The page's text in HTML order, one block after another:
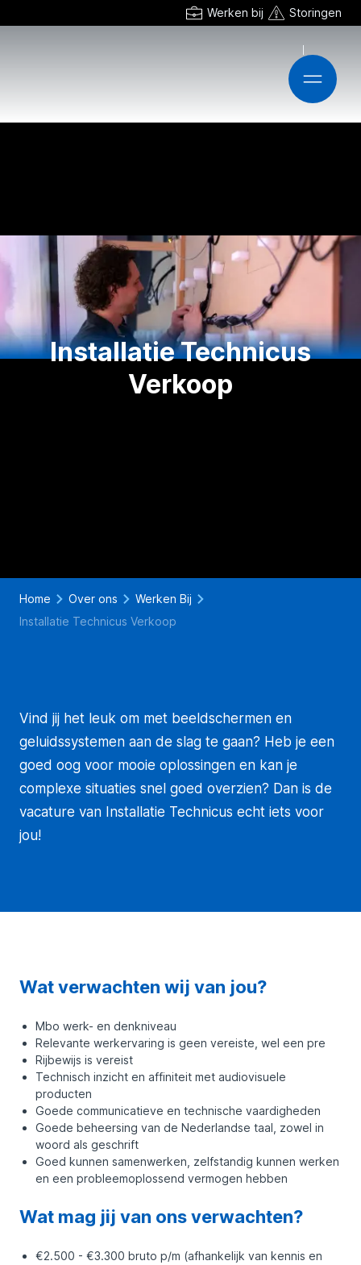
Werken bij Storingen
Installatie Technicus
Verkoop
Home Over ons
Werken Bij
Installatie Technicus Verkoop
Vind jij het leuk om met beeldschermen en
geluidssystemen aan de slag te gaan? Heb je een
goed oog voor mooie oplossingen en kan je
complexe situaties snel goed overzien? Dan is de
vacature van Installatie Technicus echt iets voor
jou!
Wat verwachten wij van jou?
Mbo werk- en denkniveau
Relevante werkervaring is geen vereiste, wel een pre
Rijbewijs is vereist
Technisch inzicht en affiniteit met audiovisuele
producten
Goede communicatieve en technische vaardigheden
Goede beheersing van de Nederlandse taal, zowel in
woord als geschrift
Goed kunnen samenwerken, zelfstandig kunnen werken
en een probleemoplossend vermogen hebben
Wat mag jij van ons verwachten?
€2.500 - €3.300 bruto p/m (afhankelijk van kennis en